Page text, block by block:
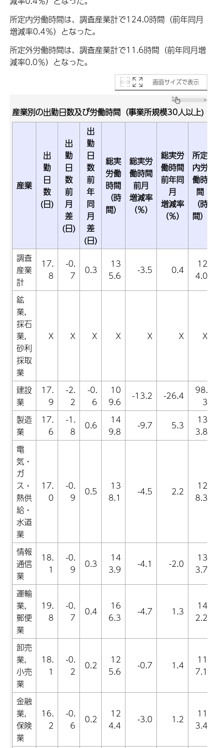
所定内労働時間は、調査産業計で124.0時間（前年同月
増減率0.4％）となった。
所定外労働時間は、調査産業計で11.6時間（前年同月増
減率0.0％）となった。
画面サイズで表示
産業別の出勤日数及び労働時間（事業所規模30人以上)
産業
出
勤
日
数
(日)
出
勤
日
数
前
月
差
(日)
出
勤
日
数
前
年
同
月
差
(日)
総実
労働
時間
（時
間）
総実労
働時間
前月
増減率
（％）
総実労
働時間
前年同
月
増減率
（％）
所定
内労
働時
間
（時
間）
調査
産業
計
17.
8
-0.
7
0.3
13
5.6
-3.5 0.4
12
4.0
鉱
業,
採石
業,
砂利
採取
業
X X X X X X X
建設
業
17.
9
-2.
2
-0.
6
10
9.6
-13.2 -26.4
98.
3
製造
業
17.
6
-1.
8
0.6
14
9.8
-9.7 5.3
13
3.8
電
気・
ガ
ス・
熱供
給・
水道
業
17.
0
-0.
9
0.5
13
8.1
-4.5 2.2
12
8.3
情報
通信
業
18.
1
-0.
9
0.3
14
3.9
-4.1 -2.0
13
3.7
運輸
業,
郵便
業
19.
8
-0.
7
0.4
16
6.3
-4.7 1.3
14
2.2
卸売
業,
小売
業
18.
1
-0.
2
0.2
12
5.6
-0.7 1.4
11
7.1
金融
業,
保険
業
16.
2
-0.
6
0.2
12
4.4
-3.0 1.2
11
3.4